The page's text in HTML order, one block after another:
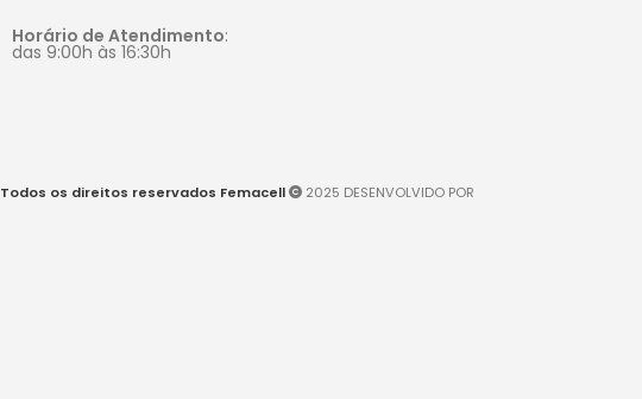
Horário de Atendimento:
das 9:00h às 16:30h
Todos os direitos reservados Femacell 2025 DESENVOLVIDO POR